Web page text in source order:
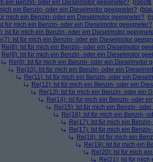
ein Benzin- oder ein Dieselmotor geeigneter? (robotti
ein Benzin- oder ein Dieselmotor geeigneter? (
mich ein Benzin- oder ein Dieselmotor geeigneter? (
für mich ein Benzin- oder ein Dieselmotor geeigneter?
Ist für mich ein Benzin- oder ein Dieselmotor
Ist für mich ein Benzin- oder ein Dieselmotor
Re(8): Ist für mich ein Benzin- oder ein Dieselmotor
Re(8): Ist für mich ein Benzin- oder ein Dieselmotor
Re(9): Ist für mich ein Benzin- oder ein Dieselmotor
Re(10): Ist für mich ein Benzin- oder ein
Re(11): Ist für mich ein Benzin- oder ein
Re(12): Ist für mich ein Benzin- oder ein
Re(13): Ist für mich ein Benzin- oder ein
Re(14): Ist für mich ein Benzin- oder
Re(15): Ist für mich ein Benzin-
Re(16): Ist für mich ein Benzin-
Re(17): Ist für mich ein
Re(17): Ist für mich ein
Re(18): Ist für mich ein
Re(19): Ist für mich ein
Re(20): Ist für mich
Re(21): Ist für